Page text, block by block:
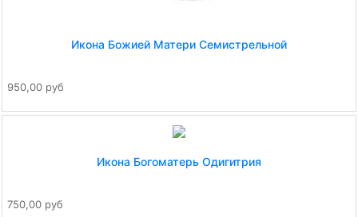
Икона Божией Матери Семистрельной
950,00 руб
Икона Богоматерь Одигитрия
750,00 руб